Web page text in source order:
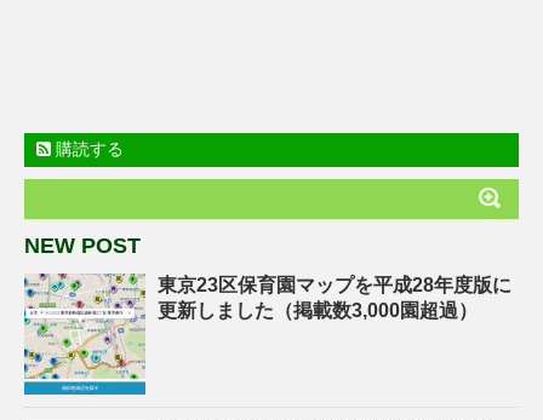
購読する
NEW POST
東京23区保育園マップを平成28年度版に
更新しました（掲載数3,000園超過）